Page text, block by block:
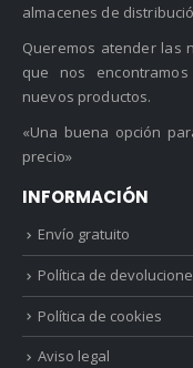
almacenes de
Queremos atender las
que nos
nuevos productos.
«Una buena opción
precio»
INFORMACIÓN
Envío gratuito
Política de
Política de cookies
Aviso legal